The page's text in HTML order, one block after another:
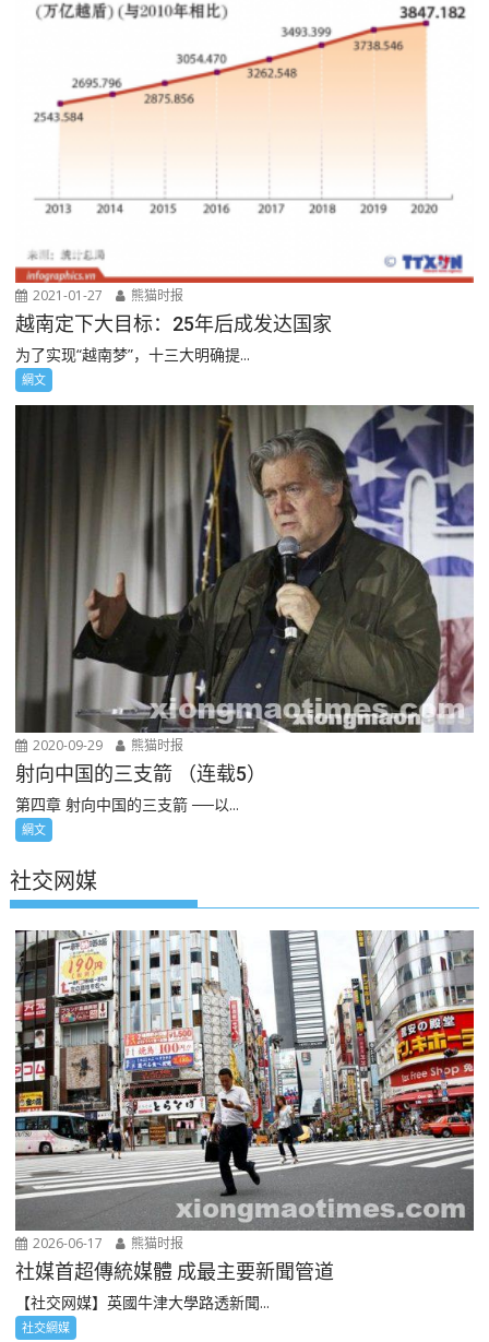
2021-01-27 熊猫时报
越南定下大目标：25年后成发达国家
为了实现“越南梦”，十三大明确提...
網文
2020-09-29 熊猫时报
射向中国的三支箭 （连载5）
第四章 射向中国的三支箭 ──以...
網文
社交网媒
2026-06-17 熊猫时报
社媒首超傳統媒體 成最主要新聞管道
【社交网媒】英國牛津大學路透新聞...
社交網媒